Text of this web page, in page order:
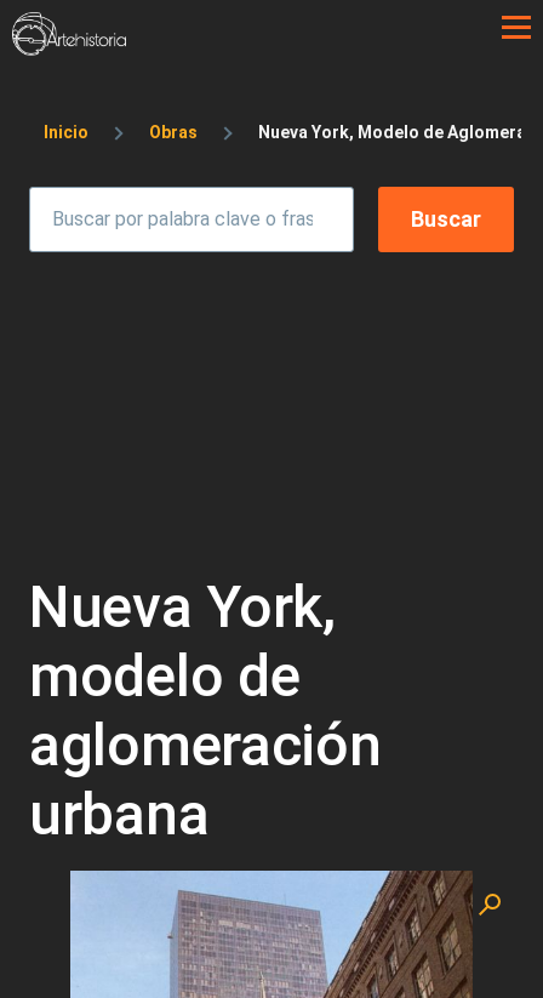
Pasar al contenido principal
Sobrescribir enlaces de ayuda a la
Inicio Obras Nueva York, Modelo de
Nueva York,
modelo de
aglomeración
urbana